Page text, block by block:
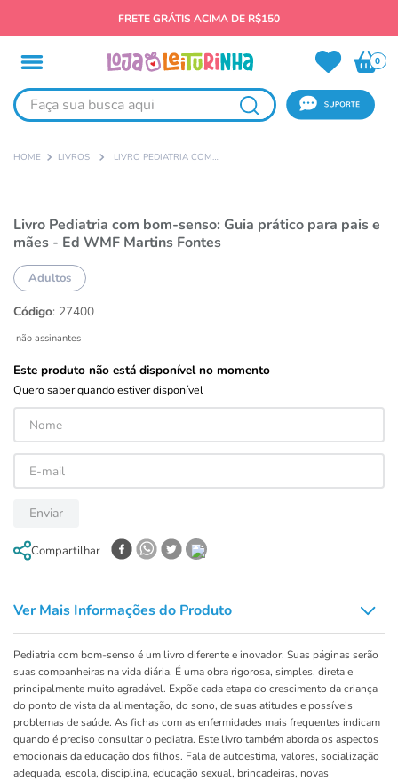
FRETE GRÁTIS ACIMA DE R$150
0
Faça sua busca aqui
LIVROS LIVRO PEDIATRIA COM BOM-SENSO: GUIA PRÁTICO PARA PAIS E MÃES - ED WMF MARTINS FONTES
Livro Pediatria com bom-senso: Guia prático para pais e
mães - Ed WMF Martins Fontes
Adultos
Código: 27400
não assinantes
Este produto não está disponível no momento
Quero saber quando estiver disponível
Enviar
Compartilhar
Ver Mais Informações do Produto
Pediatria com bom-senso é um livro diferente e inovador. Suas páginas serão
suas companheiras na vida diária. É uma obra rigorosa, simples, direta e
principalmente muito agradável. Expõe cada etapa do crescimento da criança
do ponto de vista da alimentação, do sono, de suas atitudes e possíveis
problemas de saúde. As fichas com as enfermidades mais frequentes indicam
quando é preciso consultar o pediatra. Este livro também aborda os aspectos
emocionais da educação dos filhos. Fala de autoestima, valores, socialização
adequada, escola, disciplina, educação sexual, brincadeiras, novas